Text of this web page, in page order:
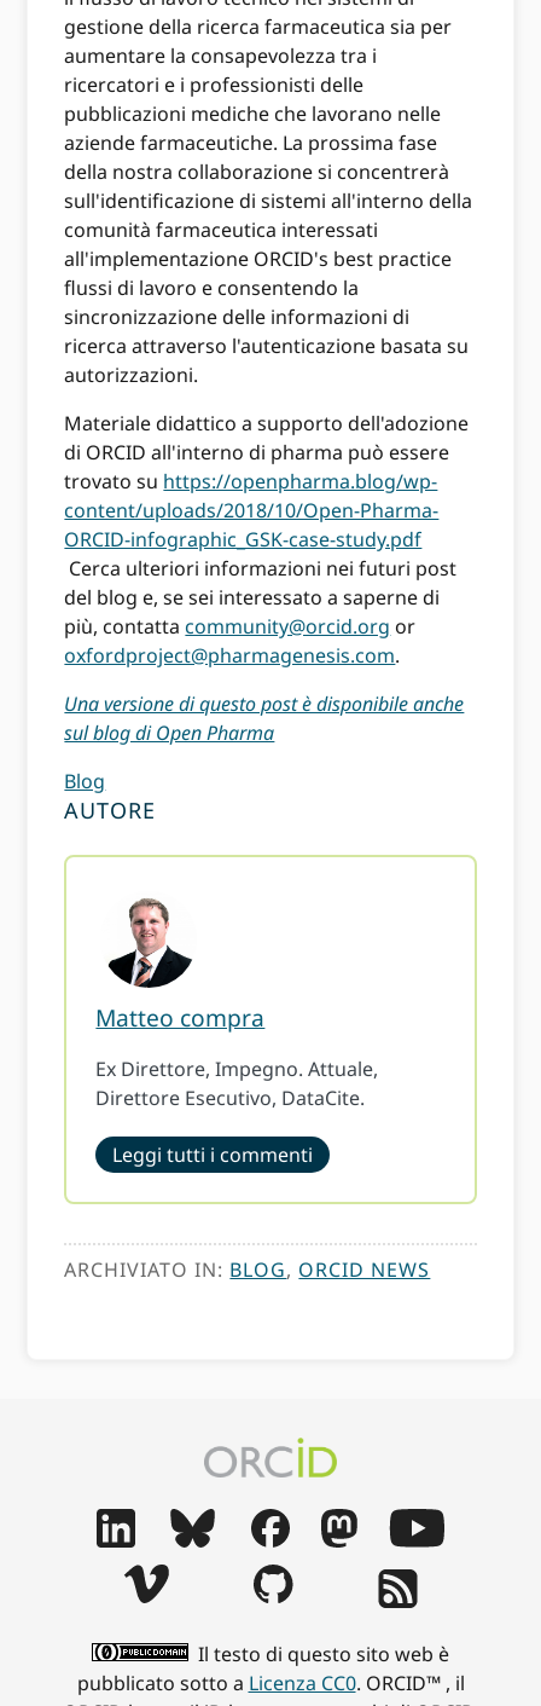
gestione della ricerca farmaceutica sia per
aumentare la consapevolezza tra i
ricercatori e i professionisti delle
pubblicazioni mediche che lavorano nelle
aziende farmaceutiche. La prossima fase
della nostra collaborazione si concentrerà
sull'identificazione di sistemi all'interno della
comunità farmaceutica interessati
all'implementazione ORCID's best practice
flussi di lavoro e consentendo la
sincronizzazione delle informazioni di
ricerca attraverso l'autenticazione basata su
autorizzazioni.
Materiale didattico a supporto dell'adozione
di ORCID all'interno di pharma può essere
trovato su https://openpharma.blog/wp-
content/uploads/2018/10/Open-Pharma-
ORCID-infographic_GSK-case-study.pdf
Cerca ulteriori informazioni nei futuri post
del blog e, se sei interessato a saperne di
più, contattacommunity@orcid.org or
oxfordproject@pharmagenesis.com.
Una versione di questo post è disponibile anche
sul blog di Open Pharma
Blog
AUTORE
Matteo compra
Ex Direttore, Impegno. Attuale,
Direttore Esecutivo, DataCite.
Leggi tutti i commenti
ARCHIVIATO IN: BLOG, ORCID NEWS
Il testo di questo sito web è
pubblicato sotto a Licenza CC0. ORCID™ , il